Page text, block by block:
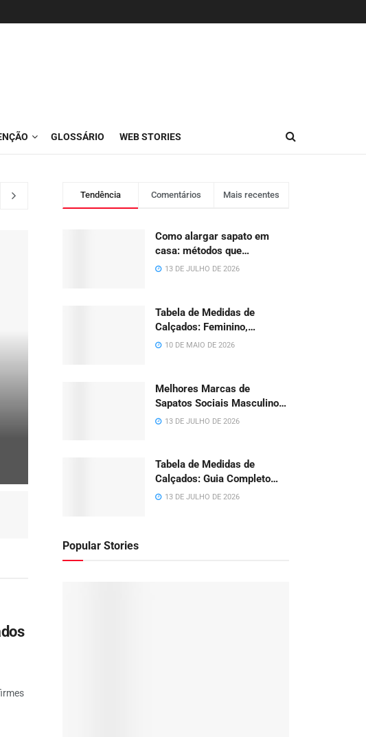
GLOSSÁRIO WEB STORIES
Tendência Comentários Mais recentes
Como alargar sapato em
casa: métodos que
funcionam de verdade
13 DE JULHO DE 2026
Tabela de Medidas de
Calçados: Feminino,
Masculino, Infantil e Bebê
10 DE MAIO DE 2026
Melhores Marcas de
Sapatos Sociais Masculinos:
12 Opções em 2026
13 DE JULHO DE 2026
Tabela de Medidas de
Calçados: Guia Completo
BR, EUA e Europa 2026
13 DE JULHO DE 2026
Popular Stories